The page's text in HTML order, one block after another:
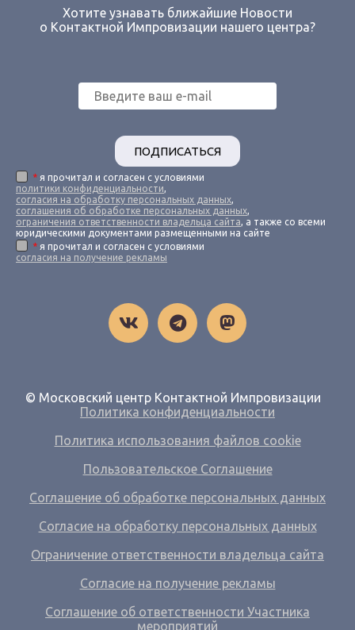
Хотите узнавать ближайшие Новости
о Контактной Импровизации нашего центра?
ПОДПИСАТЬСЯ
* я прочитал и согласен с условиями
политики конфиденциальности,
согласия на обработку персональных данных,
соглашения об обработке персональных данных,
ограничения ответственности владельца сайта, а также со всеми
юридическими документами размещенными на сайте
* я прочитал и согласен с условиями
согласия на получение рекламы
© Московский центр Контактной Импровизации
Политика конфиденциальности
Политика использования файлов cookie
Пользовательское Соглашение
Соглашение об обработке персональных данных
Согласие на обработку персональных данных
Ограничение ответственности владельца сайта
Согласие на получение рекламы
Соглашение об ответственности Участника
мероприятий